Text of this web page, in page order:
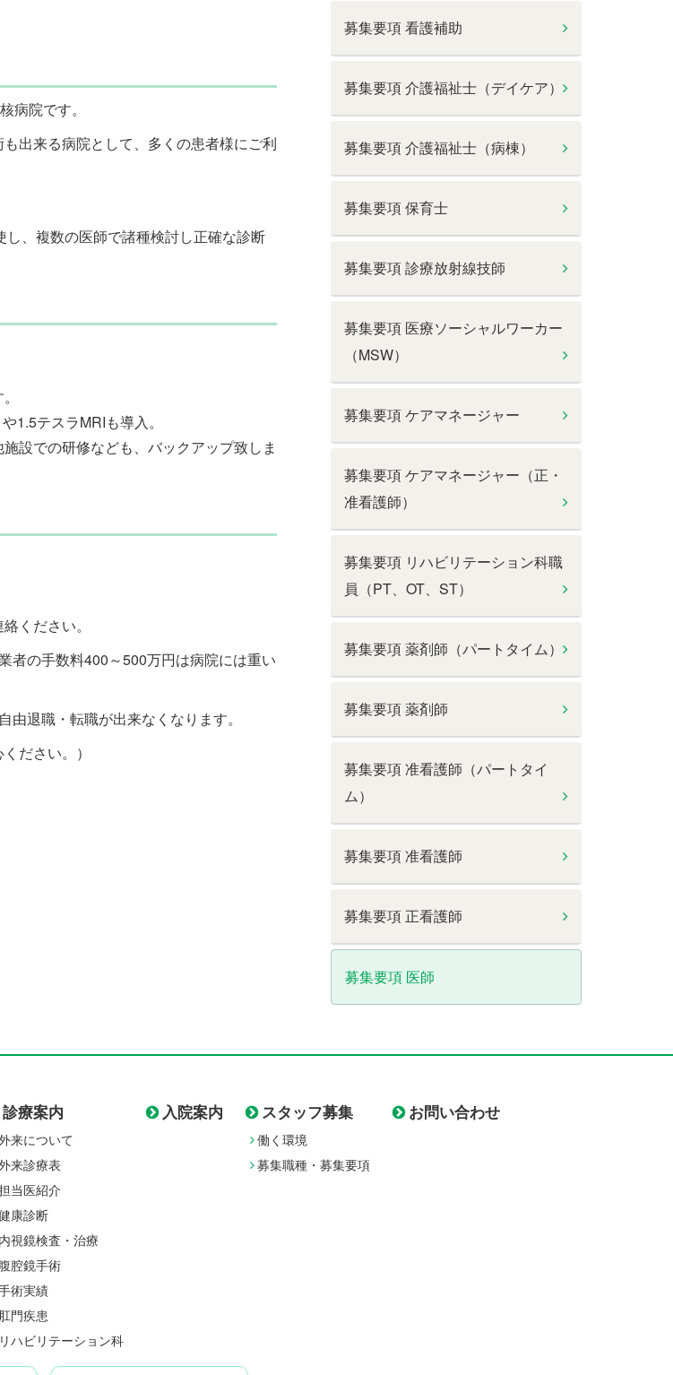
病院です。
出来る病院として、多くの患者様にご利
、複数の医師で諸種検討し正確な診断
1.5テスラMRIも導入。
設での研修なども、バックアップ致しま
ください。
者の手数料400～500万円は病院には重い
退職・転職が出来なくなります。
ださい。）
募集要項 看護補助
募集要項 介護福祉士（デイケア）
募集要項 介護福祉士（病棟）
募集要項 保育士
募集要項 診療放射線技師
募集要項 医療ソーシャルワーカー
（MSW）
募集要項 ケアマネージャー
募集要項 ケアマネージャー（正・
准看護師）
募集要項 リハビリテーション科職
員（PT、OT、ST）
募集要項 薬剤師（パートタイム）
募集要項 薬剤師
募集要項 准看護師（パートタイ
ム）
募集要項 准看護師
募集要項 正看護師
募集要項 医師
診療案内
来について
来診療表
当医紹介
康診断
内視鏡検査・治療
腹腔鏡手術
術実績
肛門疾患
リハビリテーション科
入院案内 スタッフ募集
働く環境
募集職種・募集要項
お問い合わせ